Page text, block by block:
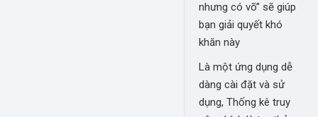
nhưng có võ” sẽ giúp
bạn giải quyết khó
khăn này
Là một ứng dụng dễ
dàng cài đặt và sử
dụng, Thống kê truy